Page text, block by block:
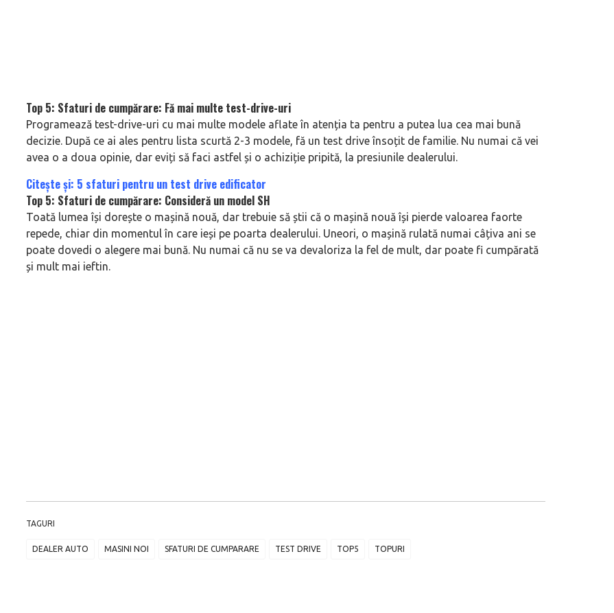
Top 5: Sfaturi de cumpărare: Fă mai multe test-drive-uri
Programează test-drive-uri cu mai multe modele aflate în atenția ta pentru a putea lua cea mai bună
decizie. După ce ai ales pentru lista scurtă 2-3 modele, fă un test drive însoțit de familie. Nu numai că vei
avea o a doua opinie, dar eviți să faci astfel și o achiziție pripită, la presiunile dealerului.
Citește și: 5 sfaturi pentru un test drive edificator
Top 5: Sfaturi de cumpărare: Consideră un model SH
Toată lumea își dorește o mașină nouă, dar trebuie să știi că o mașină nouă își pierde valoarea faorte
repede, chiar din momentul în care ieși pe poarta dealerului. Uneori, o mașină rulată numai câțiva ani se
poate dovedi o alegere mai bună. Nu numai că nu se va devaloriza la fel de mult, dar poate fi cumpărată
și mult mai ieftin.
TAGURI
DEALER AUTO MASINI NOI SFATURI DE CUMPARARE TEST DRIVE TOP5 TOPURI